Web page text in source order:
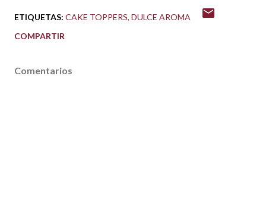
ETIQUETAS: CAKE TOPPERS DULCE AROMA
COMPARTIR
Comentarios